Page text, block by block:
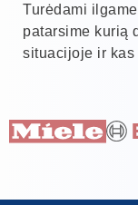
Turėdami
patarsime kurią
situacijoje ir kas